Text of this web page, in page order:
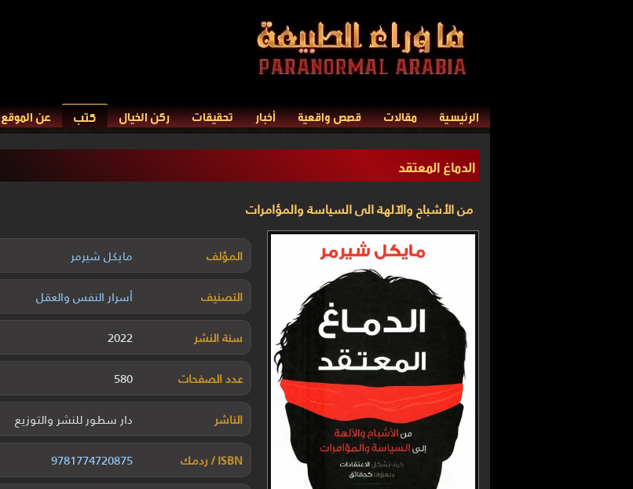
الرئيسية مقالات قصص واقعية أخبار تحقيقات ركن الخيال كتب عن الموقع
الدماغ المعتقد
من الأشباح والآلهة الى السياسة والمؤامرات
المؤلف
مايكل شيرمر
التصنيف
أسرار النفس والعقل
سنة النشر
2022
عدد الصفحات
580
الناشر
دار سطور للنشر والتوزيع
ISBN / ردمك
9781774720875